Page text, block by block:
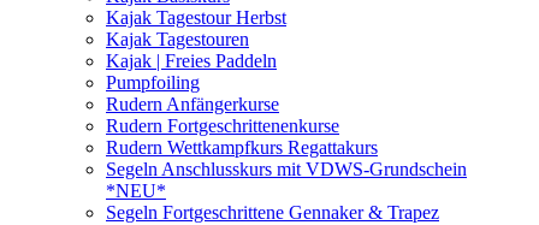
Kajak Tagestour Herbst
Kajak Tagestouren
Kajak | Freies Paddeln
Pumpfoiling
Rudern Anfängerkurse
Rudern Fortgeschrittenenkurse
Rudern Wettkampfkurs Regattakurs
Segeln Anschlusskurs mit VDWS-Grundschein
*NEU*
Segeln Fortgeschrittene Gennaker & Trapez